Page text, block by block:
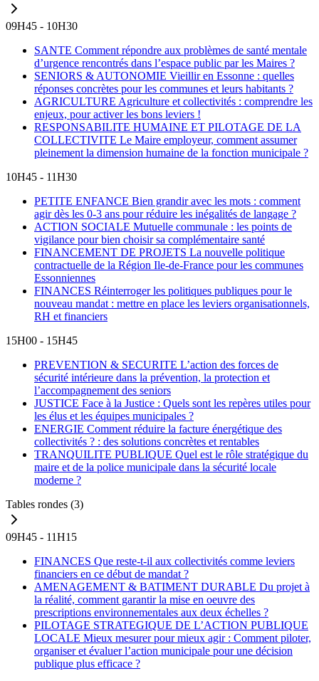
09H45 - 10H30
SANTE Comment répondre aux problèmes de santé mentale
d’urgence rencontrés dans l’espace public par les Maires ?
SENIORS & AUTONOMIE Vieillir en Essonne : quelles
réponses concrètes pour les communes et leurs habitants ?
AGRICULTURE Agriculture et collectivités : comprendre les
enjeux, pour activer les bons leviers !
RESPONSABILITE HUMAINE ET PILOTAGE DE LA
COLLECTIVITE Le Maire employeur, comment assumer
pleinement la dimension humaine de la fonction municipale ?
10H45 - 11H30
PETITE ENFANCE Bien grandir avec les mots : comment
agir dès les 0-3 ans pour réduire les inégalités de langage ?
ACTION SOCIALE Mutuelle communale : les points de
vigilance pour bien choisir sa complémentaire santé
FINANCEMENT DE PROJETS La nouvelle politique
contractuelle de la Région Ile-de-France pour les communes
Essonniennes
FINANCES Réinterroger les politiques publiques pour le
nouveau mandat : mettre en place les leviers organisationnels,
RH et financiers
15H00 - 15H45
PREVENTION & SECURITE L’action des forces de
sécurité intérieure dans la prévention, la protection et
l’accompagnement des seniors
JUSTICE Face à la Justice : Quels sont les repères utiles pour
les élus et les équipes municipales ?
ENERGIE Comment réduire la facture énergétique des
collectivités ? : des solutions concrètes et rentables
TRANQUILITE PUBLIQUE Quel est le rôle stratégique du
maire et de la police municipale dans la sécurité locale
moderne ?
Tables rondes (3)
09H45 - 11H15
FINANCES Que reste-t-il aux collectivités comme leviers
financiers en ce début de mandat ?
AMENAGEMENT & BATIMENT DURABLE Du projet à
la réalité, comment garantir la mise en oeuvre des
prescriptions environnementales aux deux échelles ?
PILOTAGE STRATEGIQUE DE L’ACTION PUBLIQUE
LOCALE Mieux mesurer pour mieux agir : Comment piloter,
organiser et évaluer l’action municipale pour une décision
publique plus efficace ?